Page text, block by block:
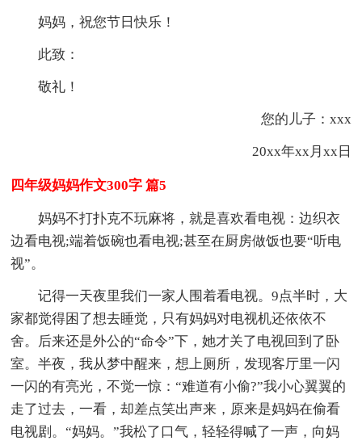
妈妈，祝您节日快乐！
此致：
敬礼！
您的儿子：xxx
20xx年xx月xx日
四年级妈妈作文300字 篇5
妈妈不打扑克不玩麻将，就是喜欢看电视：边织衣
边看电视;端着饭碗也看电视;甚至在厨房做饭也要“听电
视”。
记得一天夜里我们一家人围着看电视。9点半时，大
家都觉得困了想去睡觉，只有妈妈对电视机还依依不
舍。后来还是外公的“命令”下，她才关了电视回到了卧
室。半夜，我从梦中醒来，想上厕所，发现客厅里一闪
一闪的有亮光，不觉一惊：“难道有小偷?”我小心翼翼的
走了过去，一看，却差点笑出声来，原来是妈妈在偷看
电视剧。“妈妈。”我松了口气，轻轻得喊了一声，向妈